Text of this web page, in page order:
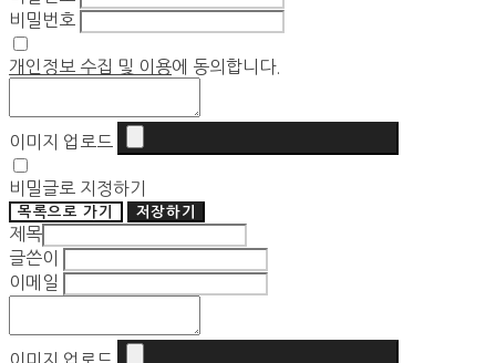
비밀번호
개인정보 수집 및 이용에 동의합니다.
이미지 업로드
비밀글로 지정하기
목록으로 가기 저장하기
제목
글쓴이
이메일